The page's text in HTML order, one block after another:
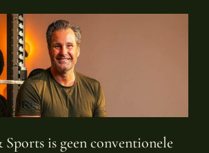
Sports is geen conventionele